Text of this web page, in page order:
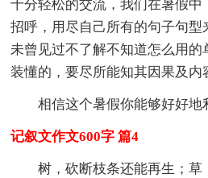
十分轻松的交流，我们在暑假中
招呼，用尽自己所有的句子句
未曾见过不了解不知道怎么用
装懂的，要尽所能知其因果及内
相信这个暑假你能够好好地
记叙文作文600字 篇4
树，砍断枝条还能再生；草